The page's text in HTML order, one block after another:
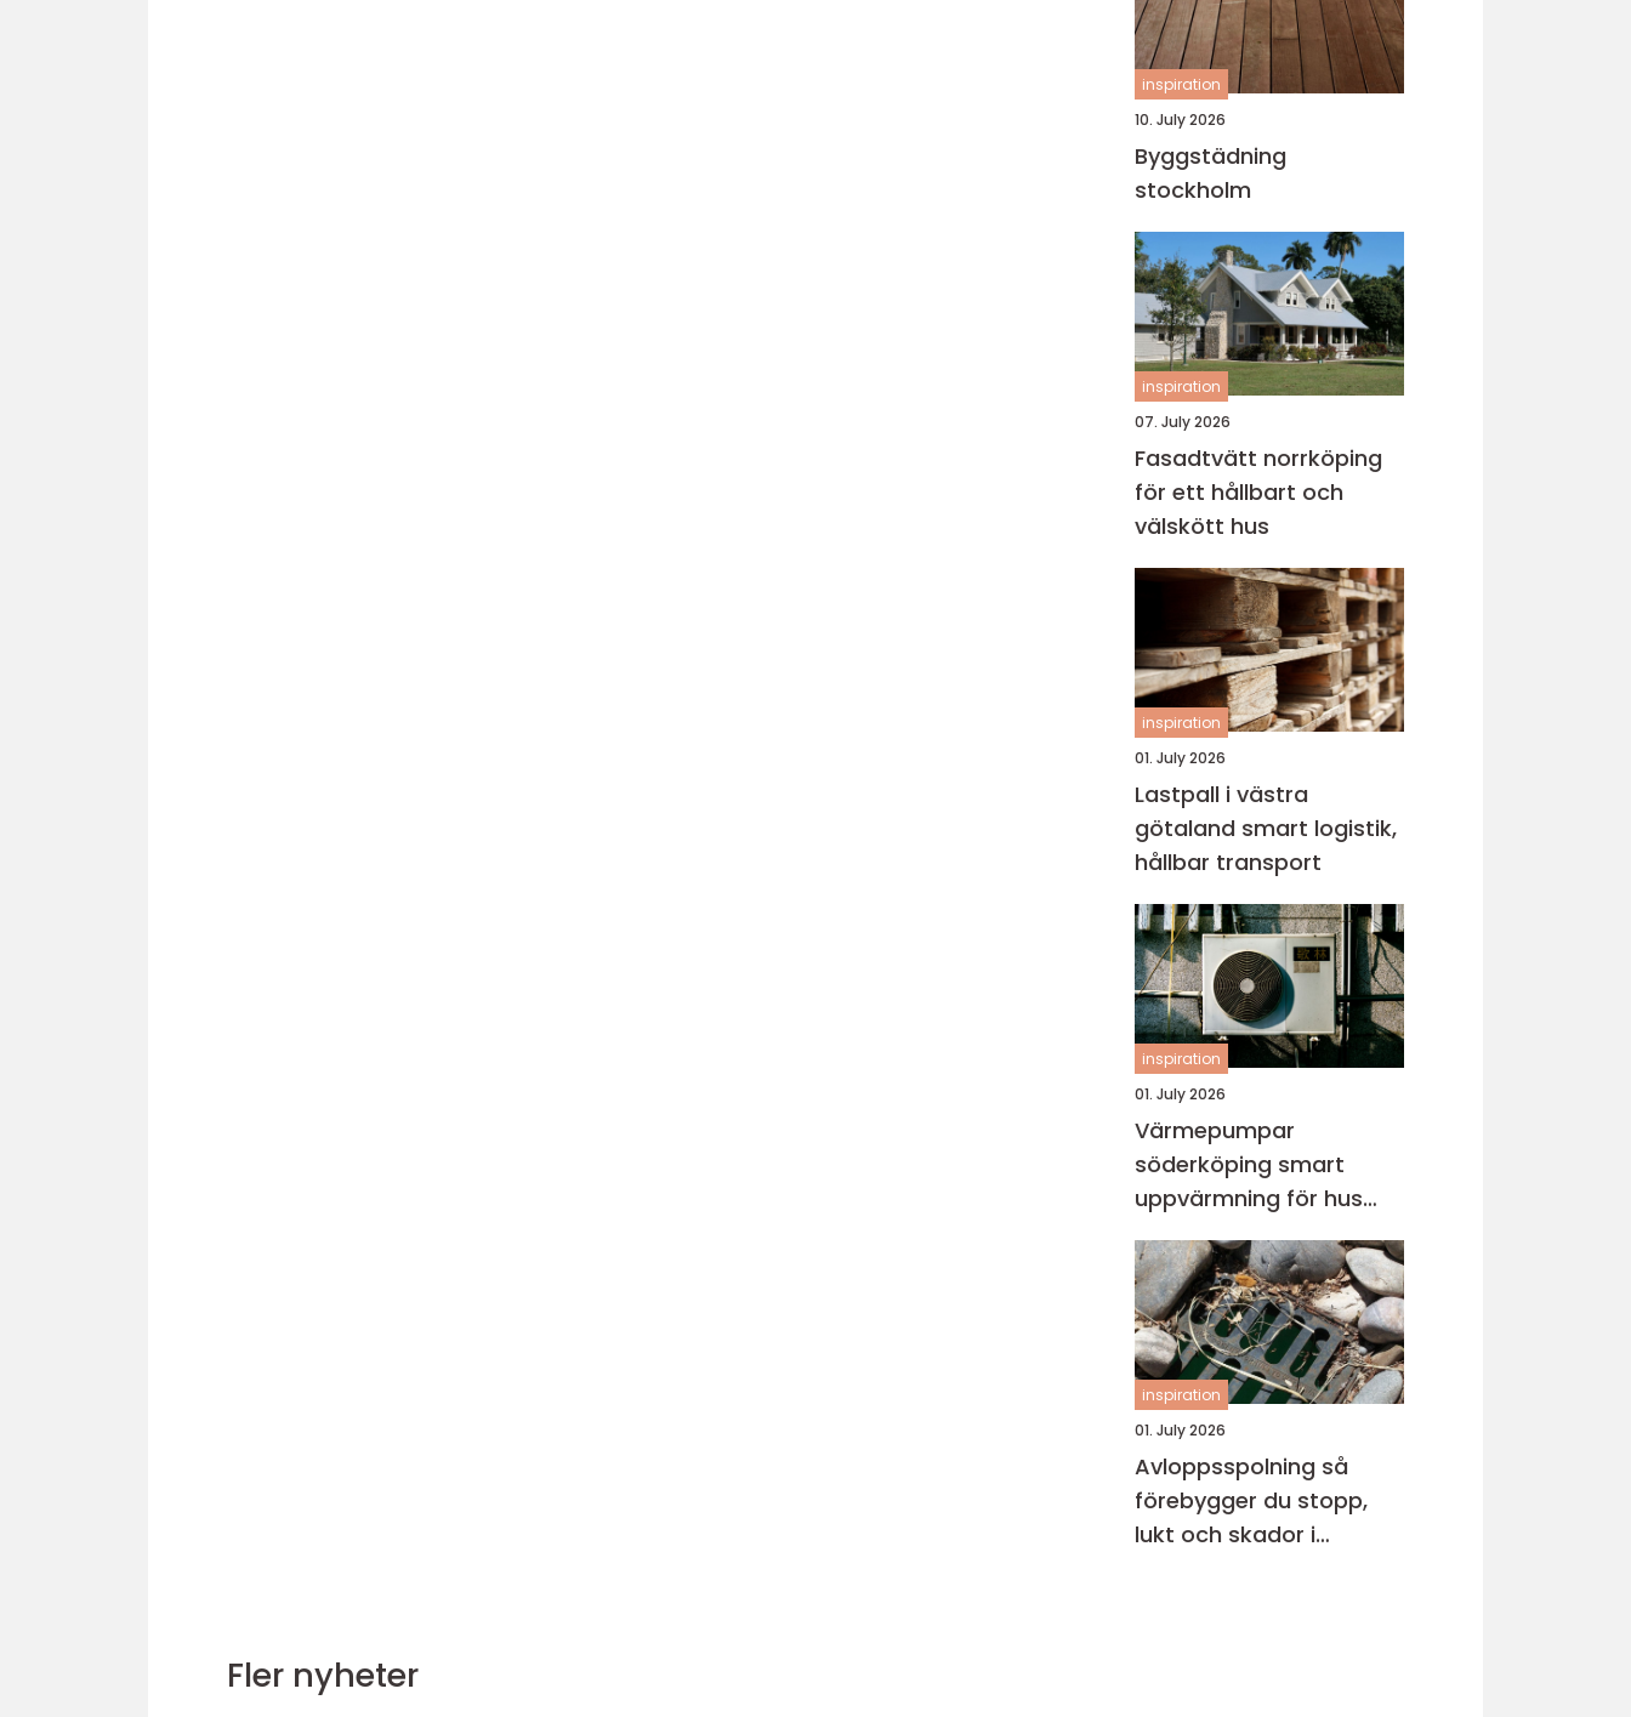
inspiration
10. July 2026
Byggstädning
stockholm
inspiration
07. July 2026
Fasadtvätt norrköping
för ett hållbart och
välskött hus
inspiration
01. July 2026
Lastpall i västra
götaland smart logistik,
hållbar transport
inspiration
01. July 2026
Värmepumpar
söderköping smart
uppvärmning för hus
och fritidsboende
inspiration
01. July 2026
Avloppsspolning så
förebygger du stopp,
lukt och skador i
Fler nyheter